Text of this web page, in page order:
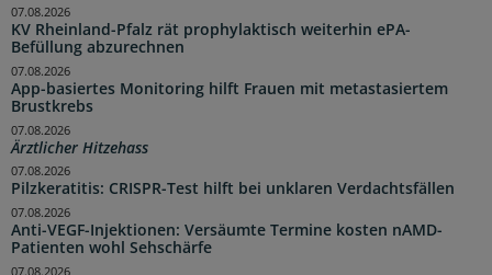
KV Rheinland-Pfalz rät prophylaktisch weiterhin ePA-
Befüllung abzurechnen
07.08.2026
App-basiertes Monitoring hilft Frauen mit metastasiertem
Brustkrebs
07.08.2026
Ärztlicher Hitzehass
07.08.2026
Pilzkeratitis: CRISPR-Test hilft bei unklaren Verdachtsfällen
07.08.2026
Anti-VEGF-Injektionen: Versäumte Termine kosten nAMD-
Patienten wohl Sehschärfe
07.08.2026
07.08.2026